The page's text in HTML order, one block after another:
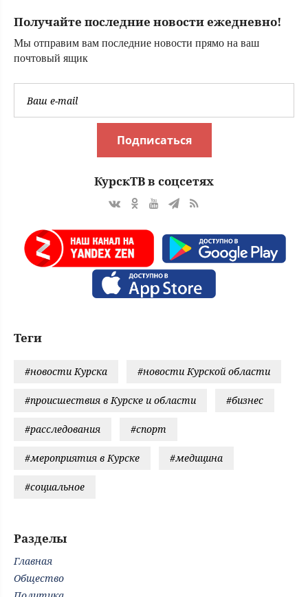
Получайте последние новости ежедневно!
Мы отправим вам последние новости прямо на ваш
почтовый ящик
Подписаться
КурскТВ в соцсетях
Теги
#новости Курска #новости Курской области
#происшествия в Курске и области #бизнес
#расследования #спорт
#мероприятия в Курске #медицина
#социальное
Разделы
Главная
Общество